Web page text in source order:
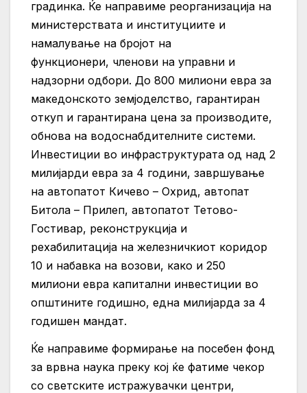
градинка. Ќе направиме реорганизација на
министерствата и институциите и
намалување на бројот на
функционери, членови на управни и
надзорни одбори. До 800 милиони евра за
македонското земјоделство, гарантиран
откуп и гарантирана цена за производите,
обнова на водоснабдителните системи.
Инвестиции во инфраструктурата од над 2
милијарди евра за 4 години, завршување
на автопатот Кичево – Охрид, автопат
Битола – Прилеп, автопатот Тетово-
Гостивар, реконструкција и
рехабилитација на железничкиот коридор
10 и набавка на возови, како и 250
милиони евра капитални инвестиции во
општините годишно, една милијарда за 4
годишен мандат.
Ќе направиме формирање на посебен фонд
за врвна наука преку кој ќе фатиме чекор
со светските истражувачки центри,